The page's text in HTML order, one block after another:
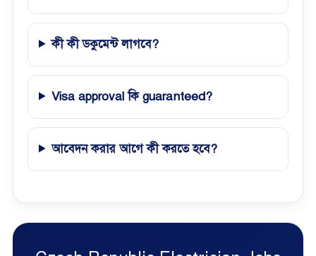
কী কী ডকুমেন্ট লাগবে?
Visa approval কি guaranteed?
আবেদন করার আগে কী করতে হবে?